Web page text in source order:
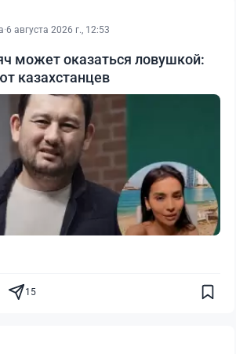
·6 августа 2026 г., 12:53
может оказаться ловушкой:
казахстанцев
15